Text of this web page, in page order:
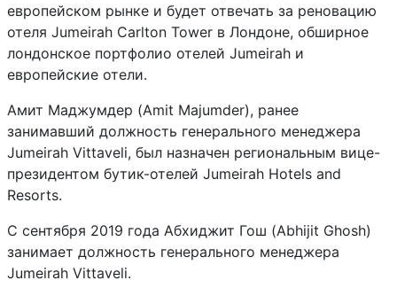
европейском рынке и будет отвечать за реновацию
отеля Jumeirah Carlton Tower в Лондоне, обширное
лондонское портфолио отелей Jumeirah и
европейские отели.
Амит Маджумдер (Amit Majumder), ранее
занимавший должность генерального менеджера
Jumeirah Vittaveli, был назначен региональным вице-
президентом бутик-отелей Jumeirah Hotels and
Resorts.
С сентября 2019 года Абхиджит Гош (Abhijit Ghosh)
занимает должность генерального менеджера
Jumeirah Vittaveli.